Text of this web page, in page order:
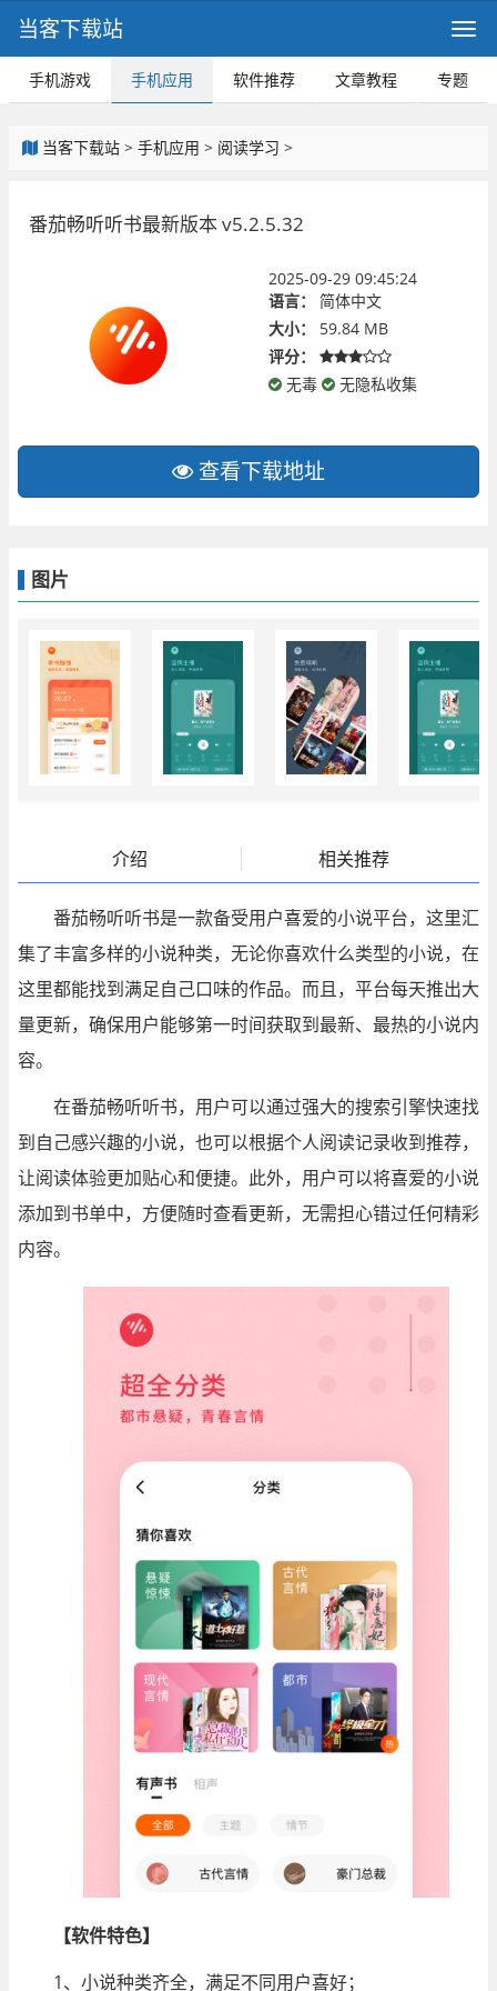
当客下载站
手机游戏 手机应用 软件推荐 文章教程 专题
当客下载站 > 手机应用 > 阅读学习 >
番茄畅听听书最新版本 v5.2.5.32
2025-09-29 09:45:24
语言：
简体中文
大小：
59.84 MB
评分：
无毒
无隐私收集
查看下载地址
图片
介绍 相关推荐
番茄畅听听书是一款备受用户喜爱的小说平台，这里汇
集了丰富多样的小说种类，无论你喜欢什么类型的小说，在
这里都能找到满足自己口味的作品。而且，平台每天推出大
量更新，确保用户能够第一时间获取到最新、最热的小说内
容。
在番茄畅听听书，用户可以通过强大的搜索引擎快速找
到自己感兴趣的小说，也可以根据个人阅读记录收到推荐，
让阅读体验更加贴心和便捷。此外，用户可以将喜爱的小说
添加到书单中，方便随时查看更新，无需担心错过任何精彩
内容。
【软件特色】
1、小说种类齐全，满足不同用户喜好；